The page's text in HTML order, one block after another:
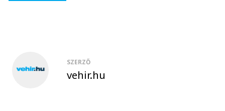
SZERZŐ
vehir.hu